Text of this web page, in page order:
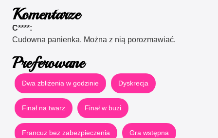
Komentarze
C****:
Cudowna panienka. Można z nią porozmawiać.
Preferowane
Dwa zbliżenia w godzinie Dyskrecja
Finał na twarz Finał w buzi
Francuz bez zabezpieczenia Gra wstępna